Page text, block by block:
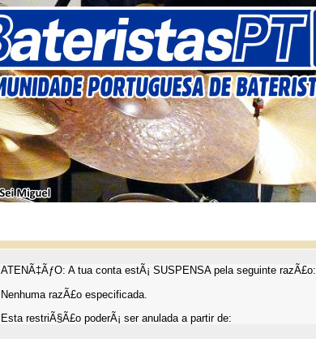
ATENÃ‡ÃƒO: A tua conta estÃ¡ SUSPENSA pela seguinte razÃ£o:
Nenhuma razÃ£o especificada.
Esta restriÃ§Ã£o poderÃ¡ ser anulada a partir de: